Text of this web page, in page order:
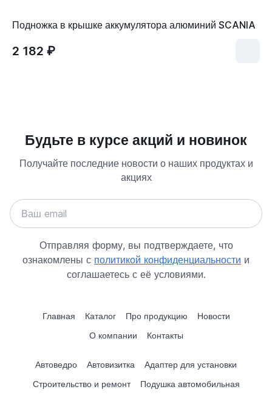
Подножка в крышке аккумулятора алюминий SCANIA
2 182 ₽
Будьте в курсе акций и новинок
Получайте последние новости о наших продуктах и
акциях
Отправляя форму, вы подтверждаете, что
ознакомлены с политикой конфиденциальности и
соглашаетесь с её условиями.
Главная Каталог Про продукцию
Новости
О компании
Контакты
Автоведро Автовизитка
Адаптер для установки
Строительство и ремонт
Подушка автомобильная